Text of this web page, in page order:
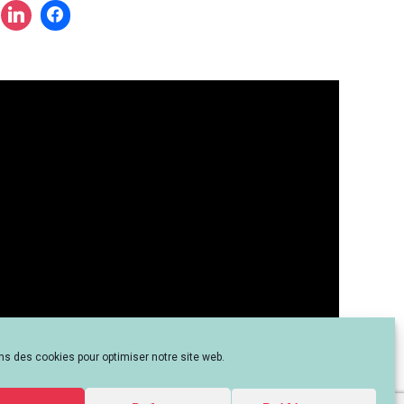
des cookies pour optimiser notre site web.
?